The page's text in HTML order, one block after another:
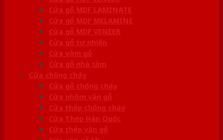
Cửa gỗ MDF LAMINATE
Cửa gỗ MDF MELAMINE
Cửa gỗ MDF VENEER
Cửa gỗ tự nhiên
Cửa vòm gỗ
Cửa gỗ nhà tắm
Cửa chống cháy
Cửa gỗ chống cháy
Cửa nhôm vân gỗ
Cửa thép chống cháy
Cửa Thép Hàn Quốc
Cửa thép vân gỗ